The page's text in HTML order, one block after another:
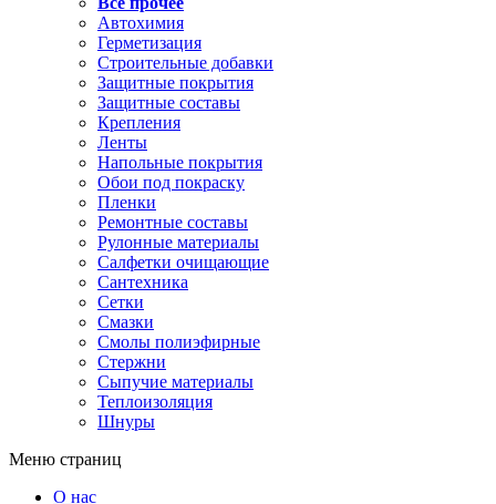
Автохимия
Герметизация
Строительные добавки
Защитные покрытия
Защитные составы
Крепления
Ленты
Напольные покрытия
Обои под покраску
Пленки
Ремонтные составы
Рулонные материалы
Салфетки очищающие
Сантехника
Сетки
Смазки
Смолы полиэфирные
Стержни
Сыпучие материалы
Теплоизоляция
Шнуры
Меню страниц
О нас